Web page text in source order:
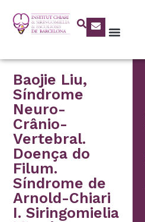
Baojie Liu,
Síndrome
Neuro-
Crânio-
Vertebral.
Doença do
Filum.
Síndrome de
Arnold-Chiari
I. Siringomielia